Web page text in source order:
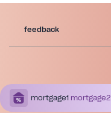
feedback
mortgage1 mortgage2